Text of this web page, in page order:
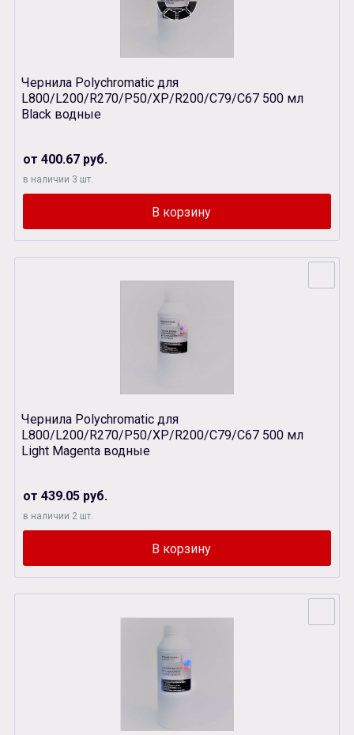
Чернила Polychromatic для
L800/L200/R270/P50/XР/R200/C79/C67 500 мл
Black водные
от 400.67 руб.
в наличии 3 шт.
Чернила Polychromatic для
L800/L200/R270/P50/XР/R200/C79/C67 500 мл
Light Magenta водные
от 439.05 руб.
в наличии 2 шт.